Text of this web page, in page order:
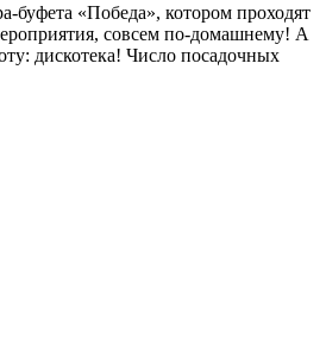
буфета «Победа», котором проходят
совсем по-домашнему! А
дискотека! Число посадочных